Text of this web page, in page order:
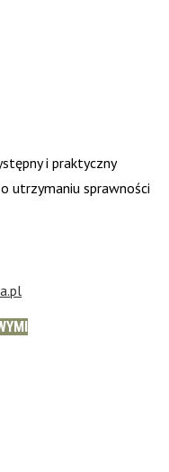
i praktyczny
utrzymaniu sprawności